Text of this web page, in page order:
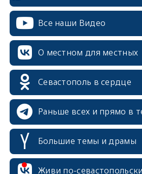
Все наши Видео
О местном для местных
Севастополь в сердце
Раньше всех и прямо в
Большие темы и драмы
Живи по-севастопольски